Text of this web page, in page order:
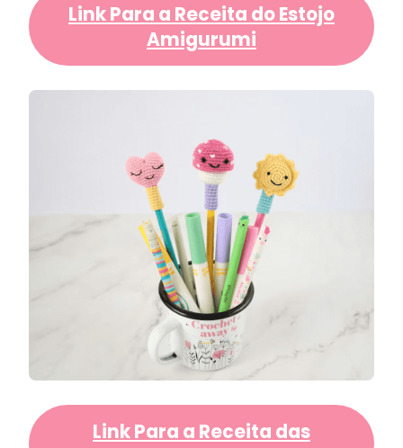
Link Para a Receita do Estojo
Amigurumi
Link Para a Receita das